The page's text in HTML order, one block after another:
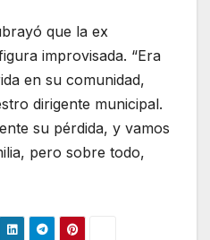
que la ex
improvisada. “Era
en su comunidad,
dirigente municipal.
su pérdida, y vamos
pero sobre todo,